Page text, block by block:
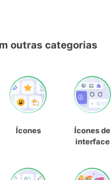
outras categorias
Ícones
Ícones de
interface